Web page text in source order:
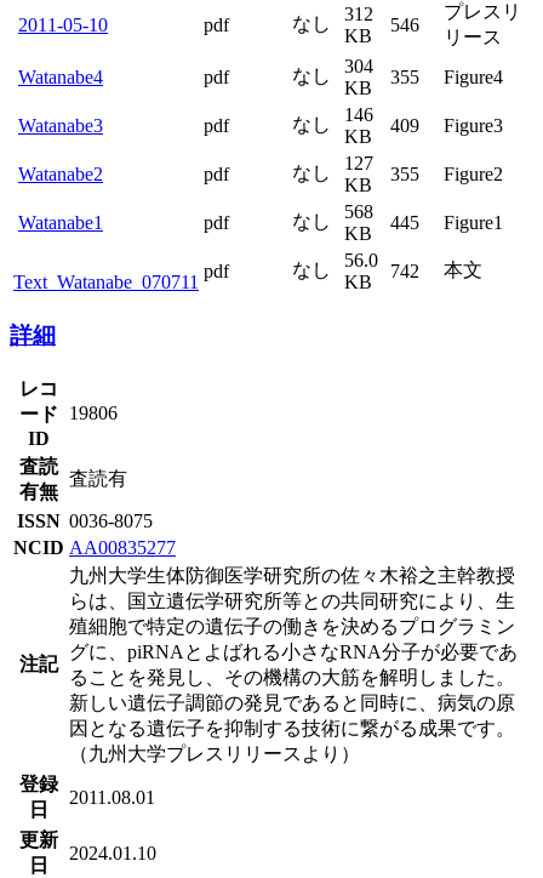
2011-05-10 pdf なし
312
KB
546
プレスリ
リース
Watanabe4
pdf なし
304
KB
355 Figure4
Watanabe3 pdf なし
146
KB
409 Figure3
Watanabe2 pdf なし
127
KB
355 Figure2
Watanabe1 pdf なし
568
KB
445 Figure1
Text_Watanabe_070711
pdf なし
56.0
KB
742 本文
詳細
レコ
ード
ID
19806
査読
有無
査読有
ISSN 0036-8075
NCID AA00835277
注記
九州大学生体防御医学研究所の佐々木裕之主幹教授
らは、国立遺伝学研究所等との共同研究により、生
殖細胞で特定の遺伝子の働きを決めるプログラミン
グに、piRNAとよばれる小さなRNA分子が必要であ
ることを発見し、その機構の大筋を解明しました。
新しい遺伝子調節の発見であると同時に、病気の原
因となる遺伝子を抑制する技術に繋がる成果です。
（九州大学プレスリリースより）
登録
日
2011.08.01
更新
日
2024.01.10